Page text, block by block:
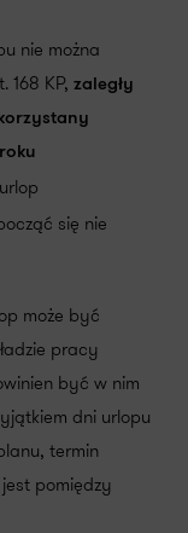
nie można
168 KP, zaległy
się nie
może być
pracy
być w nim
dni urlopu
termin
pomiędzy